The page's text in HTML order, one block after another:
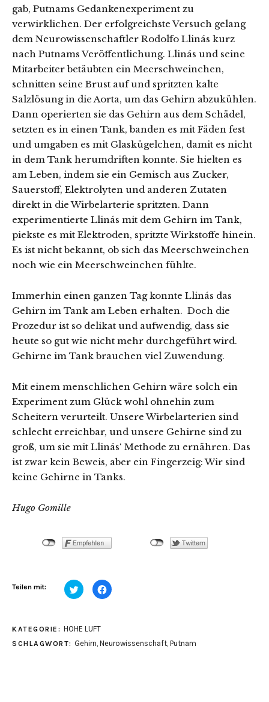
gab, Putnams Gedankenexperiment zu
verwirklichen. Der erfolgreichste Versuch gelang
dem Neurowissenschaftler Rodolfo Llinás kurz
nach Putnams Veröffentlichung. Llinás und seine
Mitarbeiter betäubten ein Meerschweinchen,
schnitten seine Brust auf und spritzten kalte
Salzlösung in die Aorta, um das Gehirn abzukühlen.
Dann operierten sie das Gehirn aus dem Schädel,
setzten es in einen Tank, banden es mit Fäden fest
und umgaben es mit Glaskügelchen, damit es nicht
in dem Tank herumdriften konnte. Sie hielten es
am Leben, indem sie ein Gemisch aus Zucker,
Sauerstoff, Elektrolyten und anderen Zutaten
direkt in die Wirbelarterie spritzten. Dann
experimentierte Llinás mit dem Gehirn im Tank,
piekste es mit Elektroden, spritzte Wirkstoffe hinein.
Es ist nicht bekannt, ob sich das Meerschweinchen
noch wie ein Meerschweinchen fühlte.
Immerhin einen ganzen Tag konnte Llinás das
Gehirn im Tank am Leben erhalten. Doch die
Prozedur ist so delikat und aufwendig, dass sie
heute so gut wie nicht mehr durchgeführt wird.
Gehirne im Tank brauchen viel Zuwendung.
Mit einem menschlichen Gehirn wäre solch ein
Experiment zum Glück wohl ohnehin zum
Scheitern verurteilt. Unsere Wirbelarterien sind
schlecht erreichbar, und unsere Gehirne sind zu
groß, um sie mit Llinás‘ Methode zu ernähren. Das
ist zwar kein Beweis, aber ein Fingerzeig: Wir sind
keine Gehirne in Tanks.
Hugo Gomille
Teilen mit: Klick,
um
(Wird
in
neuem
Klick,
um
neuem
KATEGORIE: HOHE LUFT
SCHLAGWORT: Gehirn Neurowissenschaft Putnam